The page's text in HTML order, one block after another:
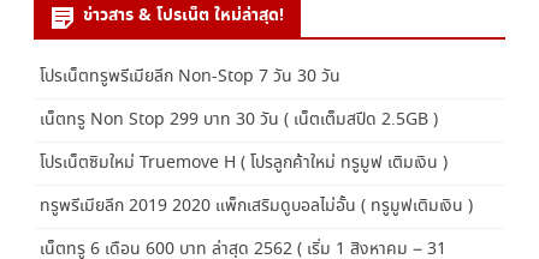
ข่าวสาร & โปรเน็ต ใหม่ล่าสุด!
โปรเน็ตทรูพรีเมียลีก Non-Stop 7 วัน 30 วัน
เน็ตทรู Non Stop 299 บาท 30 วัน ( เน็ตเต็มสปีด 2.5GB )
โปรเน็ตซิมใหม่ Truemove H ( โปรลูกค้าใหม่ ทรูมูฟ เติมเงิน )
ทรูพรีเมียลีก 2019 2020 แพ็กเสริมดูบอลไม่อั้น ( ทรูมูฟเติมเงิน )
เน็ตทรู 6 เดือน 600 บาท ล่าสุด 2562 ( เริ่ม 1 สิงหาคม – 31